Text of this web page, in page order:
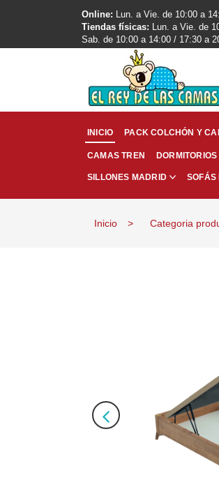
Online: Lun. a Vie. de 10:00 a
Tiendas físicas: Lun. a Vie. de
Sab. de 10:00 a 14:00 / 17:30 a
INICIO PACK COLCHÓN Y
CAMAS TREN
SILLONES MADRID SOFÁS
Inicio Categoria